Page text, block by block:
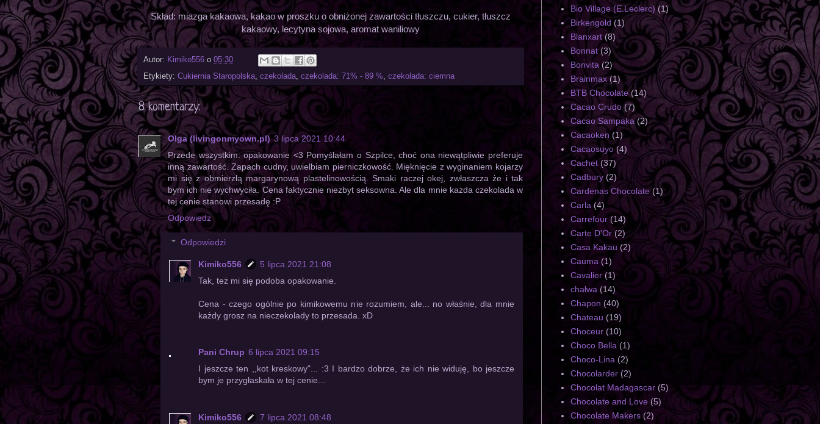
Skład: miazga kakaowa, kakao w proszku o obniżonej zawartości tłuszczu, cukier, tłuszcz
kakaowy, lecytyna sojowa, aromat waniliowy
Autor: Kimiko556 o 05:30
Etykiety: Cukiernia Staropolska, czekolada, czekolada: 71% - 89 %, czekolada: ciemna
8 komentarzy:
Olga (livingonmyown.pl) 3 lipca 2021 10:44
Przede wszystkim: opakowanie <3 Pomyślałam o Szpilce, choć ona niewątpliwie preferuje
inną zawartość. Zapach cudny, uwielbiam pierniczkowość. Mięknięcie z wyginaniem kojarzy
mi się z obmierzłą margarynową plastelinowością. Smaki raczej okej, zwłaszcza że i tak
bym ich nie wychwyciła. Cena faktycznie niezbyt seksowna. Ale dla mnie każda czekolada w
tej cenie stanowi przesadę :P
Odpowiedz
Odpowiedzi
Kimiko556
5 lipca 2021 21:08
Tak, też mi się podoba opakowanie.
Cena - czego ogólnie po kimikowemu nie rozumiem, ale... no właśnie, dla mnie
każdy grosz na nieczekolady to przesada. xD
Pani Chrup 6 lipca 2021 09:15
I jeszcze ten ,,kot kreskowy"... :3 I bardzo dobrze, że ich nie widuję, bo jeszcze
bym je przygłaskała w tej cenie...
Kimiko556 7 lipca 2021 08:48
Bio Village (E.Leclerc) (1)
Birkengold (1)
Blanxart (8)
Bonnat (3)
Bonvita (2)
Brainmax (1)
BTB Chocolate (14)
Cacao Crudo (7)
Cacao Sampaka (2)
Cacaoken (1)
Cacaosuyo (4)
Cachet (37)
Cadbury (2)
Cardenas Chocolate (1)
Carla (4)
Carrefour (14)
Carte D'Or (2)
Casa Kakau (2)
Cauma (1)
Cavalier (1)
chałwa (14)
Chapon (40)
Chateau (19)
Choceur (10)
Choco Bella (1)
Choco-Lina (2)
Chocolarder (2)
Chocolat Madagascar (5)
Chocolate and Love (5)
Chocolate Makers (2)